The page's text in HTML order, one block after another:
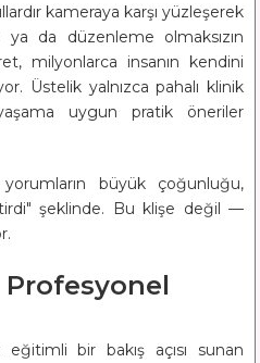
kameraya karşı yüzleşerek
da düzenleme olmaksızın
milyonlarca insanın kendini
Üstelik yalnızca pahalı klinik
uygun pratik öneriler
büyük çoğunluğu,
şeklinde. Bu klişe değil —
bir bakış açısı sunan